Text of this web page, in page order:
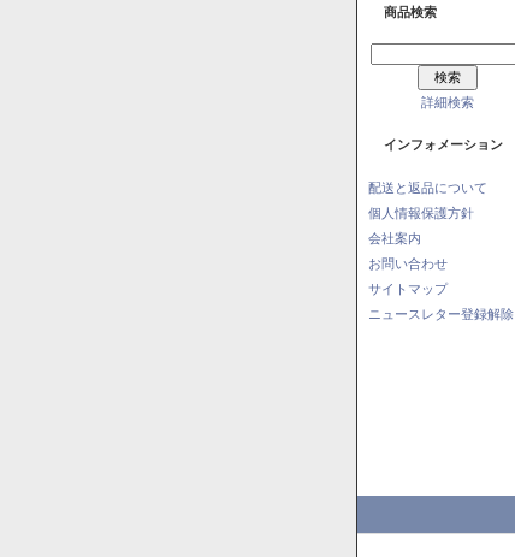
商品検索
詳細検索
インフォメーション
配送と返品について
個人情報保護方針
会社案内
お問い合わせ
サイトマップ
ニュースレター登録解除